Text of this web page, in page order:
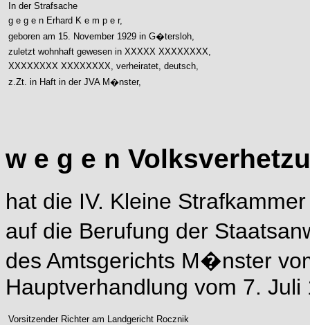
In der Strafsache
g e g e n Erhard K e m p e r,
geboren am 15. November 1929 in G�tersloh,
zuletzt wohnhaft gewesen in XXXXX XXXXXXXX,
XXXXXXXX XXXXXXXX, verheiratet, deutsch,
z.Zt. in Haft in der JVA M�nster,
w e g e n
hat die IV. Kleine
auf die Berufung der
des Amtsgerichts M�nster
Hauptverhandlung vom 7.
Vorsitzender Richter am Landgericht Rocznik